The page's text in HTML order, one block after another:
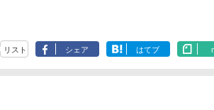
リスト シェア はてブ